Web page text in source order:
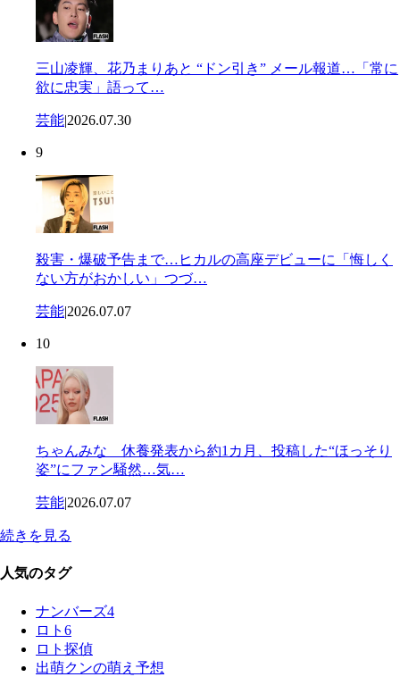
三山凌輝、花乃まりあと “ドン引き” メール報道…「常に
欲に忠実」語って…
芸能|2026.07.30
9
殺害・爆破予告まで…ヒカルの高座デビューに「悔しく
ない方がおかしい」つづ…
芸能|2026.07.07
10
ちゃんみな 休養発表から約1カ月、投稿した“ほっそり
姿”にファン騒然…気…
芸能|2026.07.07
続きを見る
人気のタグ
ナンバーズ4
ロト6
ロト探偵
出萌クンの萌え予想